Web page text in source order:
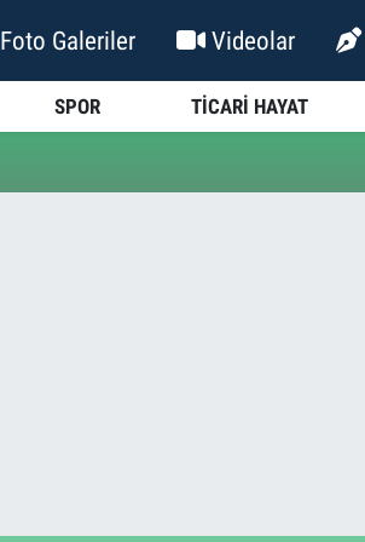
Foto Galeriler Videolar
SPOR TİCARİ HAYAT